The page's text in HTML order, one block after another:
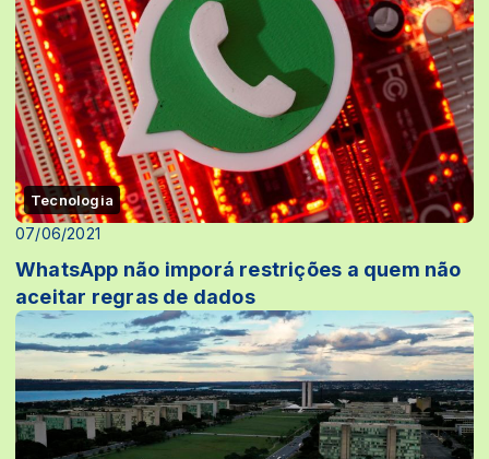
Tecnologia
07/06/2021
WhatsApp não imporá restrições a quem não
aceitar regras de dados